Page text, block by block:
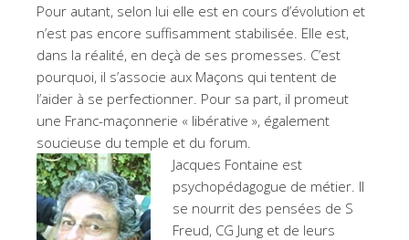
Pour autant, selon lui elle est en cours d’évolution et
n’est pas encore suffisamment stabilisée. Elle est,
dans la réalité, en deçà de ses promesses. C’est
pourquoi, il s’associe aux Maçons qui tentent de
l’aider à se perfectionner. Pour sa part, il promeut
une Franc-maçonnerie « libérative », également
soucieuse du temple et du forum.
Jacques Fontaine est
psychopédagogue de métier. Il
se nourrit des pensées de S
Freud, CG Jung et de leurs